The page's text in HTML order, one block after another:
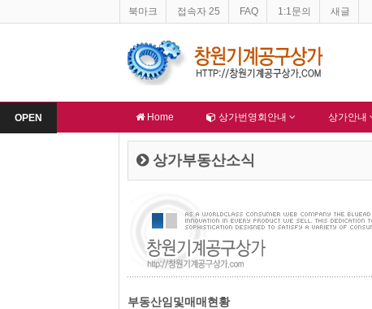
OPEN
북마크 접속자 25 FAQ 1:1문의 새글
창원기계공구상가 홈페이지 네이버 등록완료 - 알림 한국종합산업(주) 회원
Home 상가번영회안내 상가안내
상가부동산소식
부동산임및매매현황